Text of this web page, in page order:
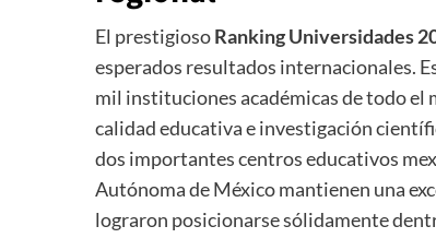
El prestigiosoRanking Universidades
esperados resultados internacionales.
mil instituciones académicas de todo el
calidad educativa e investigación
dos importantes centros educativos
Autónoma de México mantienen una
lograron posicionarse sólidamente